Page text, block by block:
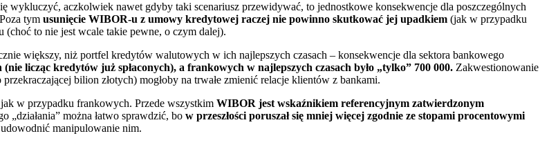
aczkolwiek nawet gdyby taki scenariusz przewidywać, to jednostkowe konsekwencje dla poszczególnych
Poza tym usunięcie WIBOR-u z umowy kredytowej raczej nie powinno skutkować jej upadkiem (jak w przypadku
to nie jest wcale takie pewne, o czym dalej).
większy, niż portfel kredytów walutowych w ich najlepszych czasach – konsekwencje dla sektora bankowego
licząc kredytów już spłaconych), a frankowych w najlepszych czasach było „tylko” 700 000. Zakwestionowanie
bilion złotych) mogłoby na trwałe zmienić relacje klientów z bankami.
w przypadku frankowych. Przede wszystkim WIBOR jest wskaźnikiem referencyjnym zatwierdzonym
„działania” można łatwo sprawdzić, bo w przeszłości poruszał się mniej więcej zgodnie ze stopami procentowymi
manipulowanie nim.